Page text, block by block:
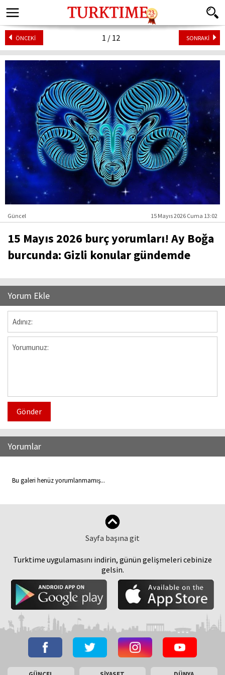
ÖNCEKİ SONRAKİ
1 / 12
Güncel 15 Mayıs 2026 Cuma 13:02
15 Mayıs 2026 burç yorumları! Ay Boğa
burcunda: Gizli konular gündemde
Yorum Ekle
Gönder
Yorumlar
Bu galeri henüz yorumlanmamış...
Sayfa başına git
Turktime uygulamasını indirin, günün gelişmeleri cebinize
gelsin.